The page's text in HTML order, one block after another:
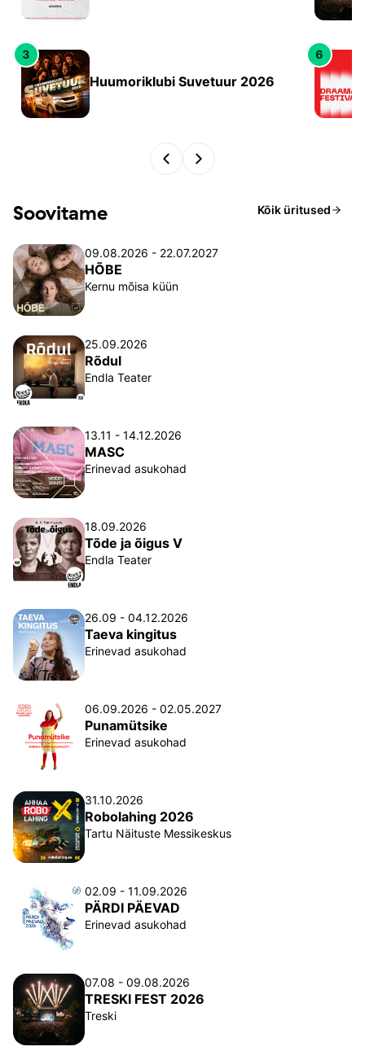
3
Huumoriklubi Suvetuur 2026
6
Soovitame Kõik üritused
09.08.2026 - 22.07.2027
HÕBE
Kernu mõisa küün
25.09.2026
Rõdul
Endla Teater
13.11 - 14.12.2026
MASC
Erinevad asukohad
18.09.2026
Tõde ja õigus V
Endla Teater
26.09 - 04.12.2026
Taeva kingitus
Erinevad asukohad
06.09.2026 - 02.05.2027
Punamütsike
Erinevad asukohad
31.10.2026
Robolahing 2026
Tartu Näituste Messikeskus
02.09 - 11.09.2026
PÄRDI PÄEVAD
Erinevad asukohad
07.08 - 09.08.2026
TRESKI FEST 2026
Treski